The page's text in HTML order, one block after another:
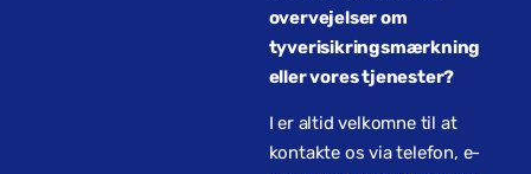
overvejelser om
tyverisikringsmærkning
eller vores tjenester?
I er altid velkomne til at
kontakte os via telefon, e-